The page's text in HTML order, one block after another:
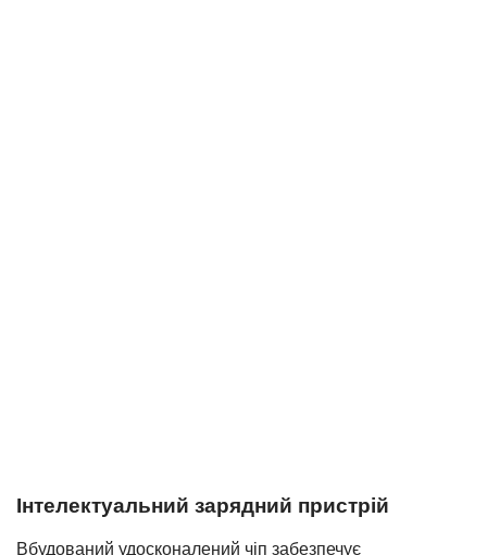
Інтелектуальний зарядний пристрій
Вбудований удосконалений чіп забезпечує